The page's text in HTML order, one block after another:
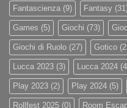
Fantascienza (9) Fantasy
Games (5) Giochi (73)
Giochi di Ruolo (27) Gotico
Lucca 2023 (3) Lucca 2024
Play 2023 (2) Play 2024 (5)
Rollfest 2025 (0) Room